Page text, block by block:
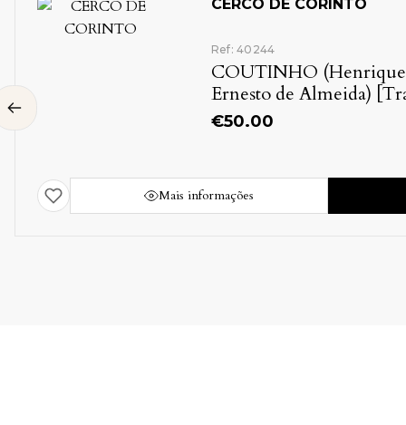
CERCO DE CORINTO
Ref: 40244
COUTINHO (Henrique
Ernesto de Almeida)
— BYRON (Lord)
€50.00
Mais informações